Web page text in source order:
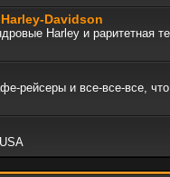
Davidson
Harley и раритетная
рейсеры и все-все-все,